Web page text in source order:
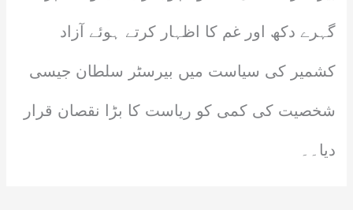
گہرے دکھ اور غم کا اظہار کرتے ہوئے آزاد
کشمیر کی سیاست میں بیرسٹر سلطان جیسی
شخصیت کی کمی کو ریاست کا بڑا نقصان قرار
دیا۔۔